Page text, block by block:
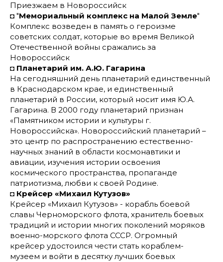
Приезжаем в Новороссийск
◘ "Мемориальный комплекс на Малой Земле"
Комплекс возведен в память о героизме
советских солдат, которые во время Великой
Отечественной войны сражались за
Новороссийск
◘ Планетарий им. А.Ю. Гагарина
На сегодняшний день планетарий единственный
в Краснодарском крае, и единственный
планетарий в России, который носит имя Ю.А.
Гагарина. В 2000 году планетарий признан
«Памятником истории и культуры г.
Новороссийска». Новороссийский планетарий –
это центр по распространению естественно-
научных знаний в области космонавтики и
авиации, изучения истории освоения
космического пространства, пропаганде
патриотизма, любви к своей Родине.
◘ Крейсер «Михаил Кутузов»
Крейсер «Михаил Кутузов» - корабль боевой
славы Черноморского флота, хранитель боевых
традиций и истории многих поколений моряков
военно-морского флота СССР. Огромный
крейсер удостоился чести стать кораблем-
музеем и войти в десятку лучших боевых